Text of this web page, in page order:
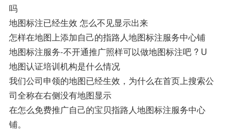
吗
地图标注已经生效 怎么不见显示出来
怎样在地图上添加自己的指路人地图标注服务中心铺
地图标注服务-不开通推广照样可以做地图标注吧 ? U
地图认证培训机构是什么情况
我们公司申领的地图已经生效，为什么在首页上搜索公
司全称在右侧没有地图显示
在怎么免费推广自己的宝贝指路人地图标注服务中心
铺。